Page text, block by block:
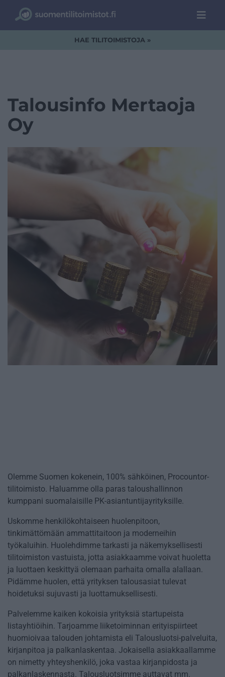
HAE TILITOIMISTOJA »
Talousinfo Mertaoja
Oy
Olemme Suomen kokenein, 100% sähköinen, Procountor-​
tilitoimisto. Haluamme olla paras taloushallinnon
kumppani suomalaisille PK-​asiantuntijayrityksille.
Uskomme henkilökohtaiseen huolenpitoon,
tinkimättömään ammattitaitoon ja moderneihin
työkaluihin. Huolehdimme tarkasti ja näkemyksellisesti
tilitoimiston vastuista, jotta asiakkaamme voivat huoletta
ja luottaen keskittyä olemaan parhaita omalla alallaan.
Pidämme huolen, että yrityksen talousasiat tulevat
hoidetuksi sujuvasti ja luottamuksellisesti.
Palvelemme kaiken kokoisia yrityksiä startupeista
listayhtiöihin. Tarjoamme liiketoiminnan erityispiirteet
huomioivaa talouden johtamista eli Talousluotsi-​palveluita,
kirjanpitoa ja palkanlaskentaa. Jokaisella asiakkaallamme
on nimetty yhteyshenkilö, joka vastaa kirjanpidosta ja
palkanlaskennasta. Talousluotsimme auttavat mm.